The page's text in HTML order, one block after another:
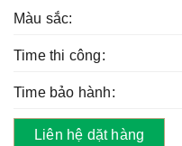
Màu sắc:
Time thi công:
Time bảo hành:
Liên hệ dặt hàng